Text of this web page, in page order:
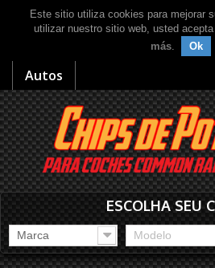
Este sitio utiliza cookies para mejorar
utilizar nuestro sitio web, usted
más. Ok
Autos
ESCOLHA SEU
Marca Modelo